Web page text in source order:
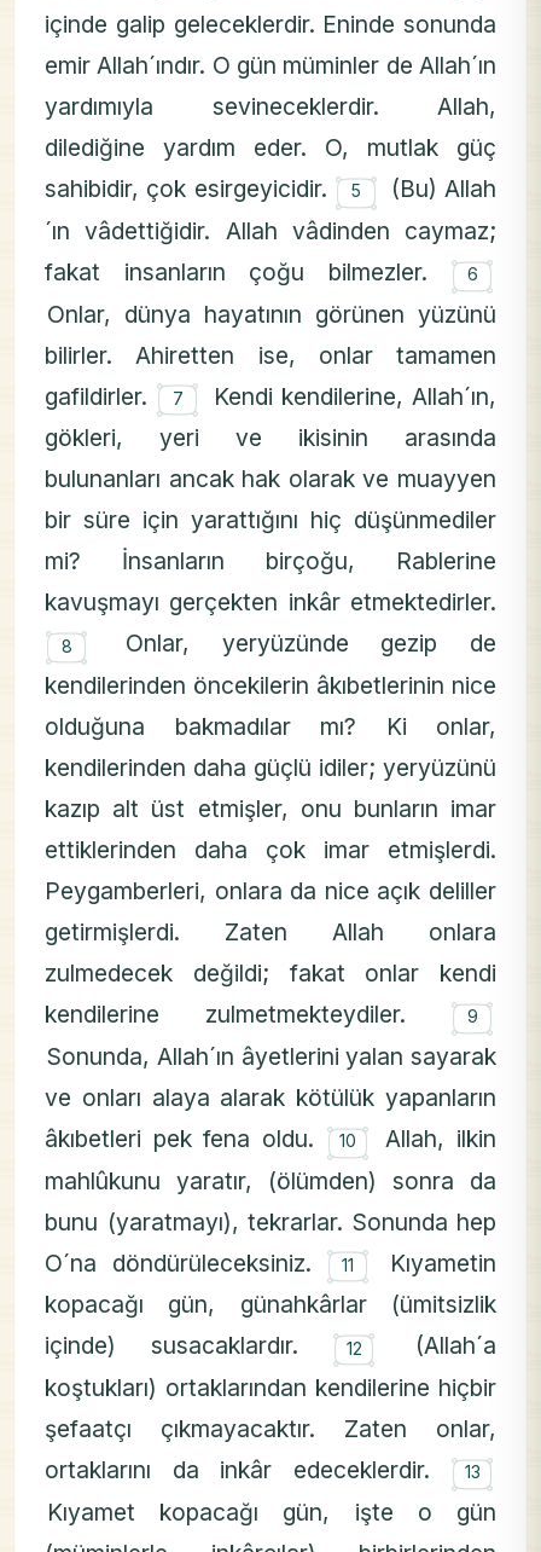
içinde galip geleceklerdir. Eninde sonunda
emir Allah´ındır. O gün müminler de Allah´ın
yardımıyla sevineceklerdir. Allah,
dilediğine yardım eder. O, mutlak güç
sahibidir, çok esirgeyicidir. ۝
5
(Bu) Allah
´ın vâdettiğidir. Allah vâdinden caymaz;
fakat insanların çoğu bilmezler. ۝
6
Onlar, dünya hayatının görünen yüzünü
bilirler. Ahiretten ise, onlar tamamen
gafildirler. ۝
7
Kendi kendilerine, Allah´ın,
gökleri, yeri ve ikisinin arasında
bulunanları ancak hak olarak ve muayyen
bir süre için yarattığını hiç düşünmediler
mi? İnsanların birçoğu, Rablerine
kavuşmayı gerçekten inkâr etmektedirler.
۝
8
Onlar, yeryüzünde gezip de
kendilerinden öncekilerin âkıbetlerinin nice
olduğuna bakmadılar mı? Ki onlar,
kendilerinden daha güçlü idiler; yeryüzünü
kazıp alt üst etmişler, onu bunların imar
ettiklerinden daha çok imar etmişlerdi.
Peygamberleri, onlara da nice açık deliller
getirmişlerdi. Zaten Allah onlara
zulmedecek değildi; fakat onlar kendi
kendilerine zulmetmekteydiler. ۝
9
Sonunda, Allah´ın âyetlerini yalan sayarak
ve onları alaya alarak kötülük yapanların
âkıbetleri pek fena oldu. ۝
10
Allah, ilkin
mahlûkunu yaratır, (ölümden) sonra da
bunu (yaratmayı), tekrarlar. Sonunda hep
O´na döndürüleceksiniz. ۝
11
Kıyametin
kopacağı gün, günahkârlar (ümitsizlik
içinde) susacaklardır. ۝
12
(Allah´a
koştukları) ortaklarından kendilerine hiçbir
şefaatçı çıkmayacaktır. Zaten onlar,
ortaklarını da inkâr edeceklerdir. ۝
13
Kıyamet kopacağı gün, işte o gün